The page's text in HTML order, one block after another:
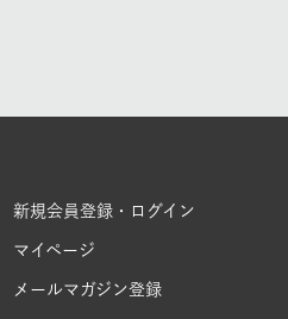
新規会員登録・ログイン
マイページ
メールマガジン登録